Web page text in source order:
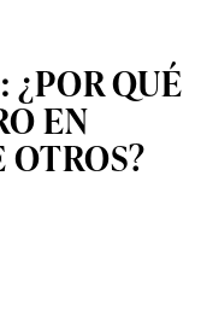
¿POR QUÉ
EN
OTROS?